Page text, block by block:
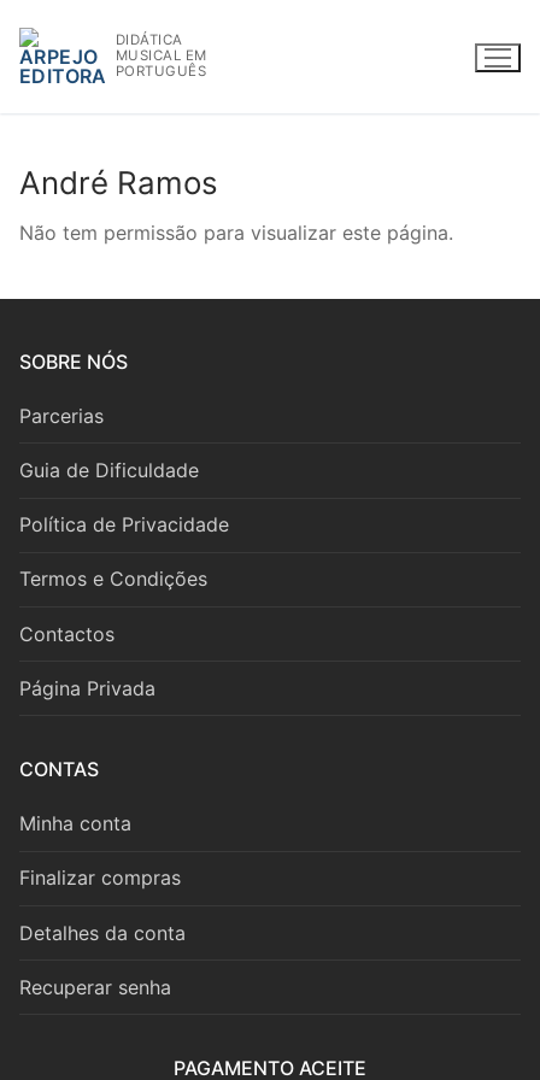
para
conteúdo
DIDÁTICA
MUSICAL EM
PORTUGUÊS
WWW.ARPEJOEDITORA.PT | INFO@ARPEJOEDITORA.PT
Partituras
Madeiras
Trompa
Trompete
Trombone
Eufónio
Tuba
André Ramos
Não tem permissão para visualizar este página.
SOBRE NÓS
Parcerias
Guia de Dificuldade
Política de Privacidade
Termos e Condições
Contactos
Página Privada
CONTAS
Minha conta
Finalizar compras
Detalhes da conta
Recuperar senha
PAGAMENTO ACEITE